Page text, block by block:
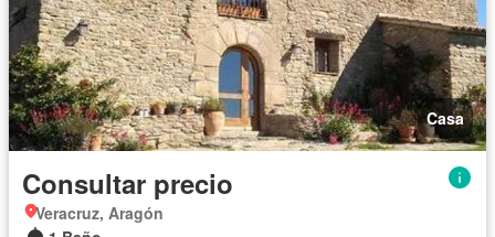
Casa
Consultar precio
Veracruz, Aragón